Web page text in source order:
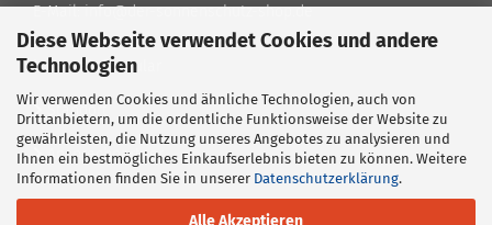
Diese Webseite verwendet Cookies und andere
Technologien
Wir verwenden Cookies und ähnliche Technologien, auch von
Drittanbietern, um die ordentliche Funktionsweise der Website zu
gewährleisten, die Nutzung unseres Angebotes zu analysieren und
Ihnen ein bestmögliches Einkaufserlebnis bieten zu können. Weitere
Informationen finden Sie in unserer Datenschutzerklärung.
Alle Akzeptieren
E-Mail: info@der-sonnenschutz-shop.de
Kontaktformular
Standort
Ansprechpartner